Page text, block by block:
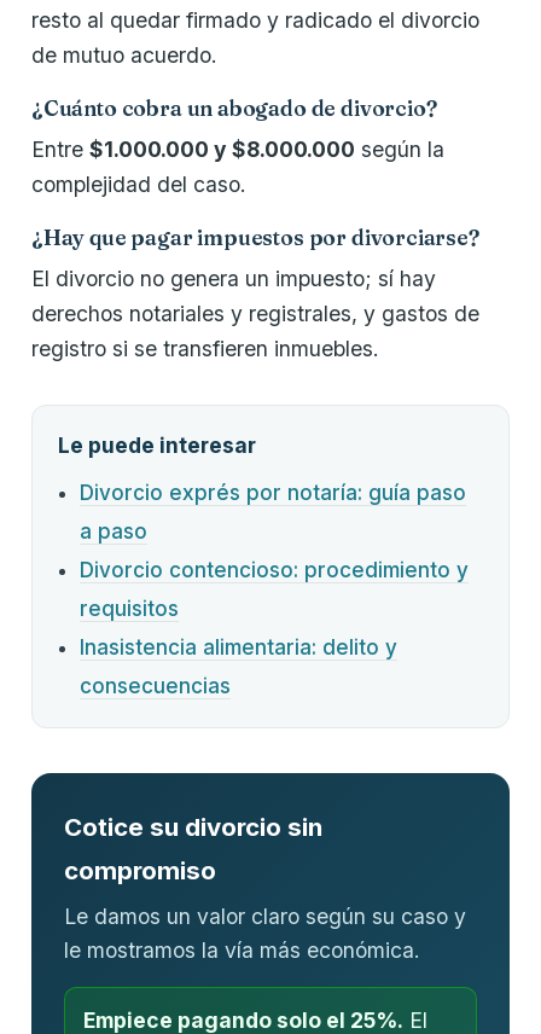
resto al quedar firmado y radicado el divorcio
de mutuo acuerdo.
¿Cuánto cobra un abogado de divorcio?
Entre $1.000.000 y $8.000.000 según la
complejidad del caso.
¿Hay que pagar impuestos por divorciarse?
El divorcio no genera un impuesto; sí hay
derechos notariales y registrales, y gastos de
registro si se transfieren inmuebles.
Le puede interesar
Divorcio exprés por notaría: guía paso
a paso
Divorcio contencioso: procedimiento y
requisitos
Inasistencia alimentaria: delito y
consecuencias
Cotice su divorcio sin
compromiso
Le damos un valor claro según su caso y
le mostramos la vía más económica.
Empiece pagando solo el 25%. El